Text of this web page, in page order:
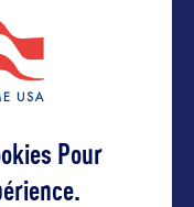
Pour